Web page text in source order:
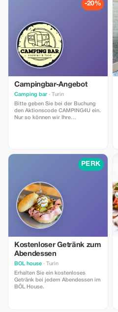
-20%
Campingbar-Angebot
Camping bar · Turin
Bitte geben Sie bei der Buchung
den Aktionscode CAMPING4U ein.
Nur so können wir Ihre
PERK
Kostenloser Getränk zum
Abendessen
BOL house · Turin
Erhalten Sie ein kostenloses
Getränk bei jedem Abendessen im
BŌL House.